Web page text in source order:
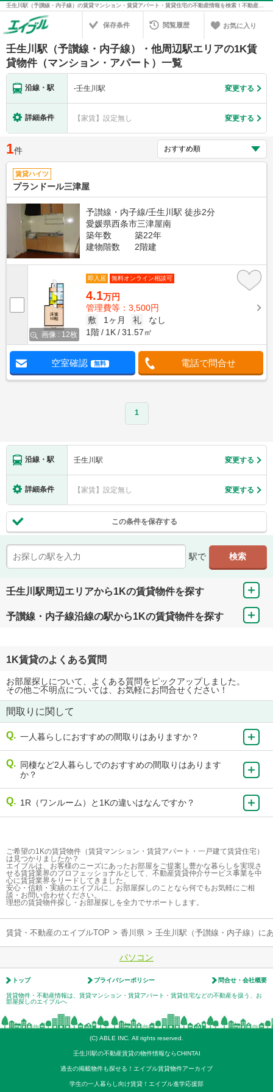
壬生川駅（予讃線・内子線）の賃貸マンション・賃貸アパート・賃貸住宅の不動産情報を検索！不動産賃貸の物件探しは、お部屋探しのエイブル
保存条件 閲覧履歴 お気に入り
壬生川駅（予讃線・内子線）・他周辺駅エリアの1K賃
貸物件（マンション・アパート）一覧
沿線・駅 -壬生川駅 変更する
詳細条件 【家賃】設定無し 変更する
1件
賃貸ハイツ
プランドール三津屋
予讃線・内子線/壬生川駅 徒歩2分
愛媛県西条市三津屋南
築年数
築22年
建物階数
2階建
画像 : 12枚
即入居 無料オンライン相談可
4.1万円
管理費等：3,500円
敷
1ヶ月 礼
なし
1階
1K 31.57㎡
空室確認 無料 電話で問合せ
1
沿線・駅 壬生川駅 変更する
詳細条件 【家賃】設定無し 変更する
この条件を保存する
駅で
壬生川駅周辺エリアから1Kの賃貸物件を探す
予讃線・内子線沿線の駅から1Kの賃貸物件を探す
1K賃貸のよくある質問
お部屋探しについて、よくある質問をピックアップしました。
その他ご不明点については、お気軽にお問合せください！
間取りに関して
一人暮らしにおすすめの間取りはありますか？
同棲など2人暮らしでのおすすめの間取りはあります
か？
1R（ワンルーム）と1Kの違いはなんですか？
ご希望の1Kの賃貸物件（賃貸マンション・賃貸アパート・一戸建て賃貸住宅）
は見つかりましたか？
エイブルは、お客様のニーズにあったお部屋をご提案し豊かな暮らしを実現さ
せる賃貸業界のプロフェッショナルとして、不動産賃貸仲介サービス事業を中
心に賃貸業界をリードしてきました。
安心・信頼・実績のエイブルに、お部屋探しのことなら何でもお気軽にご相
談・お問い合わせください。
理想の賃貸物件探し・お部屋探しを全力でサポートします。
賃貸・不動産のエイブルTOP > 香川県 > 壬生川駅（予讃線・内子線）に
パソコン
トップ プライバシーポリシー 問合せ・会社概要
賃貸物件・不動産情報は、賃貸マンション・賃貸アパート・賃貸住宅などの不動産を扱う、お
部屋探しのエイブルへ
(C) ABLE INC. All rights reserved.
壬生川駅の不動産賃貸の物件情報ならCHINTAI
過去の掲載物件も探せる！エイブル賃貸物件アーカイブ
学生の一人暮らし向け賃貸！エイブル進学応援部